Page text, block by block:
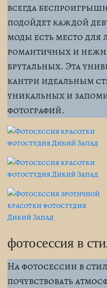
всегда
подойдет каждой
моды есть место для
романтичных и
брутальных. Эта
кантри идеальным
уникальных и
фотографий.
фотосессия в
На фотосессии в
почувствовать